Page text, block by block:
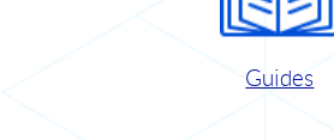
Guides